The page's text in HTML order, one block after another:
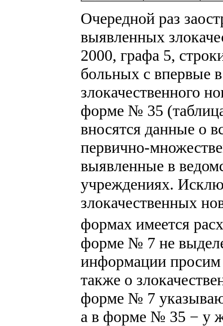
Очередной раз
выявленных
2000, графа 5,
больных с впервые
злокачественного
форме № 35
вносятся данные о
первично-
выявленные в
учреждениях.
злокачественных
формах имеется
форме № 7 не
информации просим
также о
форме № 7
а в форме № 35 − у